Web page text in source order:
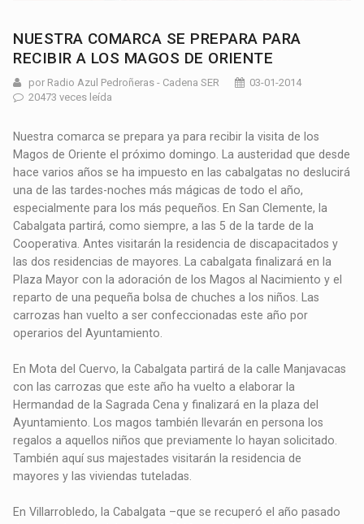
NUESTRA COMARCA SE PREPARA PARA
RECIBIR A LOS MAGOS DE ORIENTE
por Radio Azul Pedroñeras - Cadena SER
03-01-2014
20473 veces leída
Nuestra comarca se prepara ya para recibir la visita de los
Magos de Oriente el próximo domingo. La austeridad que desde
hace varios años se ha impuesto en las cabalgatas no deslucirá
una de las tardes-noches más mágicas de todo el año,
especialmente para los más pequeños. En San Clemente, la
Cabalgata partirá, como siempre, a las 5 de la tarde de la
Cooperativa. Antes visitarán la residencia de discapacitados y
las dos residencias de mayores. La cabalgata finalizará en la
Plaza Mayor con la adoración de los Magos al Nacimiento y el
reparto de una pequeña bolsa de chuches a los niños. Las
carrozas han vuelto a ser confeccionadas este año por
operarios del Ayuntamiento.
En Mota del Cuervo, la Cabalgata partirá de la calle Manjavacas
con las carrozas que este año ha vuelto a elaborar la
Hermandad de la Sagrada Cena y finalizará en la plaza del
Ayuntamiento. Los magos también llevarán en persona los
regalos a aquellos niños que previamente lo hayan solicitado.
También aquí sus majestades visitarán la residencia de
mayores y las viviendas tuteladas.
En Villarrobledo, la Cabalgata –que se recuperó el año pasado